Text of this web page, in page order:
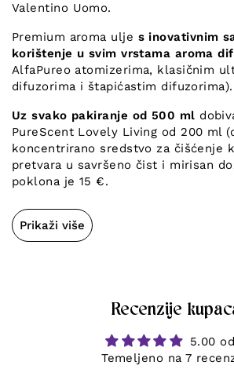
Valentino Uomo.
Premium aroma ulje s inovativnim
korištenje u svim vrstama aroma
AlfaPureo atomizerima, klasičnim
difuzorima i štapićastim difuzorima).
Uz svako pakiranje od 500 ml
PureScent Lovely Living od 200 ml
koncentrirano sredstvo za čišćenje
pretvara u savršeno čist i mirisan
poklona je 15 €.
Prikaži više
Recenzije
5.00
Temeljeno na 7